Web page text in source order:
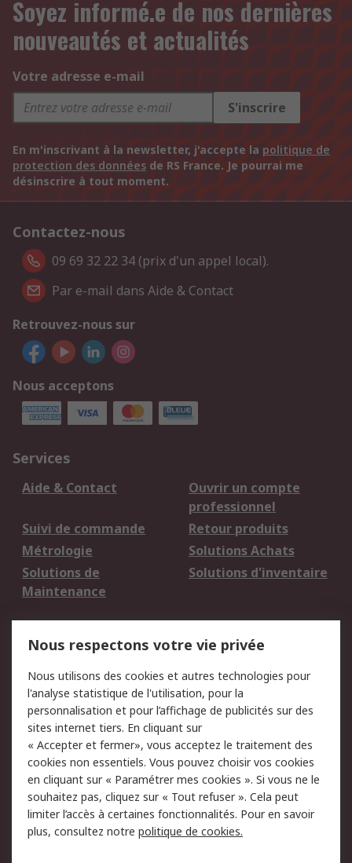
Soyez informé.e de nos dernières
nouveautés et actualités
Votre adresse e-mail
S'inscrire
En m'inscrivant à la newsletter, j'accepte la politique de
protection des données de RS France. Je pourrai me
désinscrire à tout moment.
Contactez-nous
09 69 32 22 34 (prix d'un appel local).
Par e-mail dans Aide & Contact
Retrouvez-nous sur
Nous acceptons
Services
Aide & Contact
Ouvrir un compte
professionnel
Suivi de commande
Retour produits
Métrologie
Solutions Achats
Solutions de
Maintenance
Solutions d'inventaire
du site
Politique de protection
des données - Mise à
jour
Sécurité des E-mails
Conditions générales
de vente
Politique anti-
corruption
Campagnes marketing
A propos de RS
Nous respectons votre vie privée
Nous utilisons des cookies et autres technologies pour
l'analyse statistique de l'utilisation, pour la
personnalisation et pour l’affichage de publicités sur des
sites internet tiers. En cliquant sur
« Accepter et fermer», vous acceptez le traitement des
cookies non essentiels. Vous pouvez choisir vos cookies
en cliquant sur « Paramétrer mes cookies ». Si vous ne le
souhaitez pas, cliquez sur « Tout refuser ». Cela peut
limiter l’accès à certaines fonctionnalités. Pour en savoir
plus, consultez notre politique de cookies.